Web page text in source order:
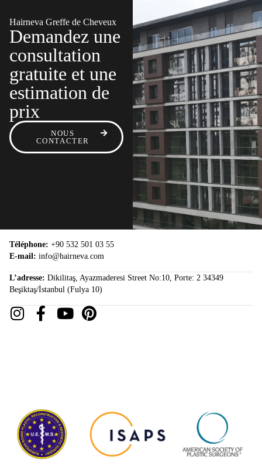
Hairneva Greffe de Cheveux
Demandez une
consultation
gratuite et une
estimation de
prix
NOUS
CONTACTER
Téléphone: +90 532 501 03 55
E-mail: info@hairneva.com
L’adresse: Dikilitaş, Ayazmaderesi Street No:10, Porte: 2 34349
Beşiktaş/İstanbul (Fulya 10)